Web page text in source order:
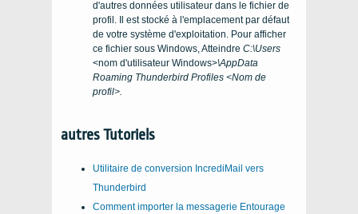
d'autres données utilisateur dans le fichier de
profil. Il est stocké à l'emplacement par défaut
de votre système d'exploitation. Pour afficher
ce fichier sous Windows, Atteindre C:\Users
<nom d'utilisateur Windows>\AppData
Roaming Thunderbird Profiles <Nom de
profil>.
autres Tutoriels
Utilitaire de conversion IncrediMail vers
Thunderbird
Comment importer la messagerie Entourage